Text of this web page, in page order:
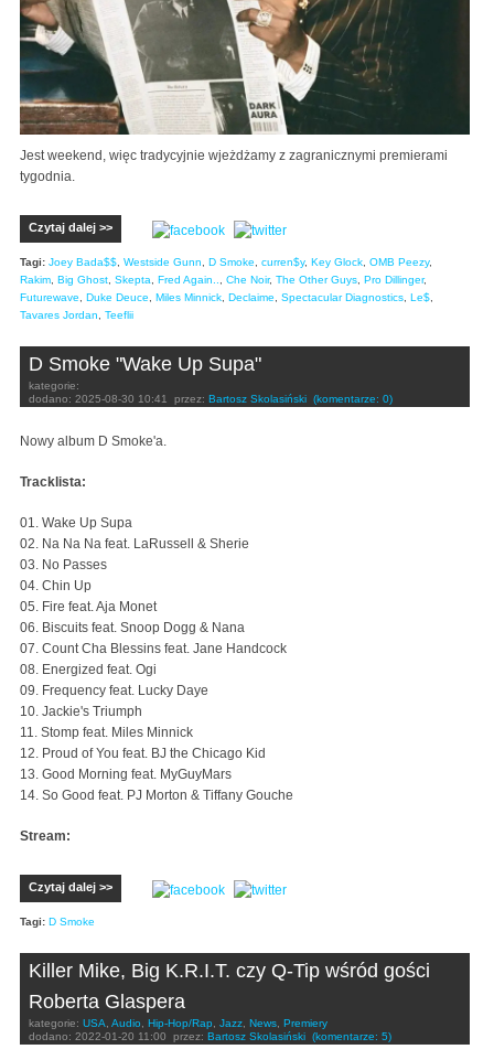
Jest weekend, więc tradycyjnie wjeżdżamy z zagranicznymi premierami
tygodnia.
Czytaj dalej >>
Tagi: Joey Bada$$, Westside Gunn, D Smoke, curren$y, Key Glock, OMB Peezy,
Rakim, Big Ghost, Skepta, Fred Again.., Che Noir, The Other Guys, Pro Dillinger,
Futurewave, Duke Deuce, Miles Minnick, Declaime, Spectacular Diagnostics, Le$,
Tavares Jordan, Teeflii
D Smoke "Wake Up Supa"
kategorie:
dodano: 2025-08-30 10:41 przez: Bartosz Skolasiński (komentarze: 0)
Nowy album D Smoke'a.
Tracklista:
01. Wake Up Supa
02. Na Na Na feat. LaRussell & Sherie
03. No Passes
04. Chin Up
05. Fire feat. Aja Monet
06. Biscuits feat. Snoop Dogg & Nana
07. Count Cha Blessins feat. Jane Handcock
08. Energized feat. Ogi
09. Frequency feat. Lucky Daye
10. Jackie's Triumph
11. Stomp feat. Miles Minnick
12. Proud of You feat. BJ the Chicago Kid
13. Good Morning feat. MyGuyMars
14. So Good feat. PJ Morton & Tiffany Gouche
Stream:
Czytaj dalej >>
Tagi: D Smoke
Killer Mike, Big K.R.I.T. czy Q-Tip wśród gości
Roberta Glaspera
kategorie: USA, Audio, Hip-Hop/Rap, Jazz, News, Premiery
dodano: 2022-01-20 11:00 przez: Bartosz Skolasiński (komentarze: 5)